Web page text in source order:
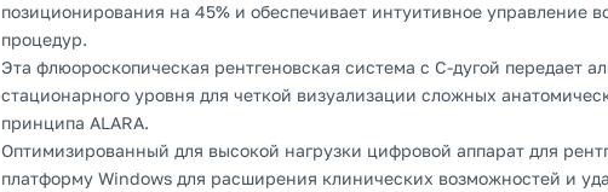
позиционирования на 45% и обеспечивает интуитивное управление
процедур.
Эта флюороскопическая рентгеновская система с С-дугой передает
стационарного уровня для четкой визуализации сложных
принципа ALARA.
Оптимизированный для высокой нагрузки цифровой аппарат для
платформу Windows для расширения клинических возможностей и